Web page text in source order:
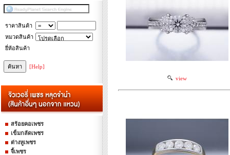
ราคาสินค้า
หมวดสินค้า
ยี่ห้อสินค้า
[Help]
สร้อยคอเพชร
เข็มกลัดเพชร
ต่างหูเพชร
จี้เพชร
view